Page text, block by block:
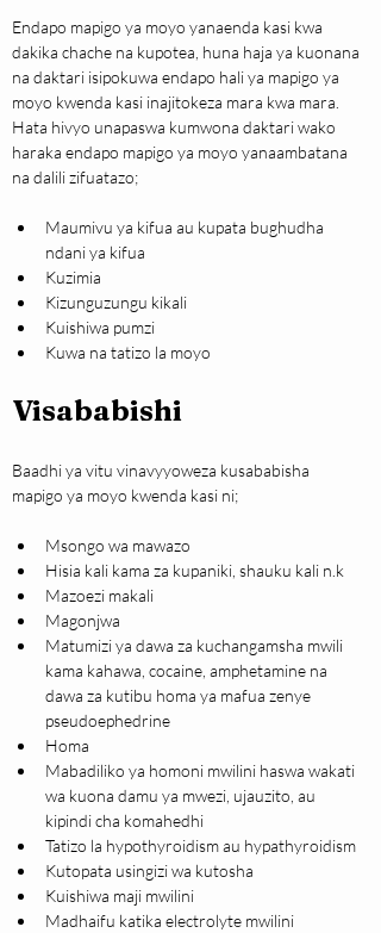
Endapo mapigo ya moyo yanaenda kasi kwa
dakika chache na kupotea, huna haja ya kuonana
na daktari isipokuwa endapo hali ya mapigo ya
moyo kwenda kasi inajitokeza mara kwa mara.
Hata hivyo unapaswa kumwona daktari wako
haraka endapo mapigo ya moyo yanaambatana
na dalili zifuatazo;
Maumivu ya kifua au kupata bughudha
ndani ya kifua
Kuzimia
Kizunguzungu kikali
Kuishiwa pumzi
Kuwa na tatizo la moyo
Visababishi
Baadhi ya vitu vinavyyoweza kusababisha
mapigo ya moyo kwenda kasi ni;
Msongo wa mawazo
Hisia kali kama za kupaniki, shauku kali n.k
Mazoezi makali
Magonjwa
Matumizi ya dawa za kuchangamsha mwili
kama kahawa, cocaine, amphetamine na
dawa za kutibu homa ya mafua zenye
pseudoephedrine
Homa
Mabadiliko ya homoni mwilini haswa wakati
wa kuona damu ya mwezi, ujauzito, au
kipindi cha komahedhi
Tatizo la hypothyroidism au hypathyroidism
Kutopata usingizi wa kutosha
Kuishiwa maji mwilini
Madhaifu katika electrolyte mwilini